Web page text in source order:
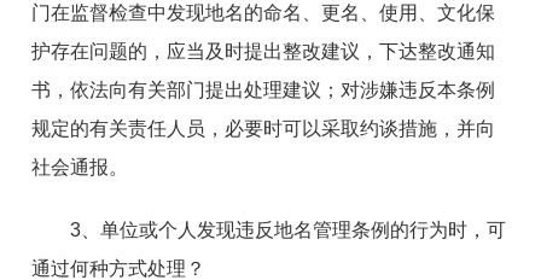
门在监督检查中发现地名的命名、更名、使用、文化保
护存在问题的，应当及时提出整改建议，下达整改通知
书，依法向有关部门提出处理建议；对涉嫌违反本条例
规定的有关责任人员，必要时可以采取约谈措施，并向
社会通报。
3、单位或个人发现违反地名管理条例的行为时，可
通过何种方式处理？